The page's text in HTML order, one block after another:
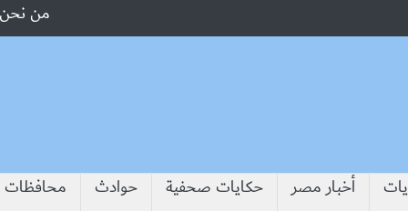
من نحن
أخبار مصر حكايات صحفية حوادث محافظات